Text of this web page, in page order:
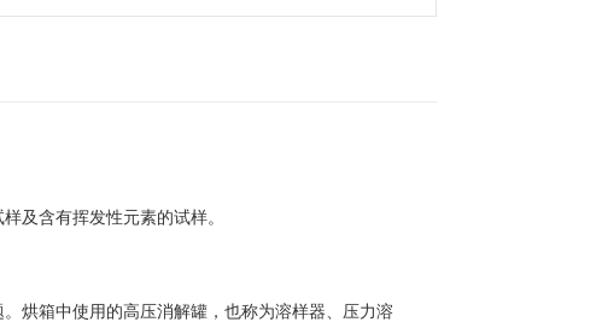
含有挥发性元素的试样。
箱中使用的高压消解罐，也称为溶样器、压力溶